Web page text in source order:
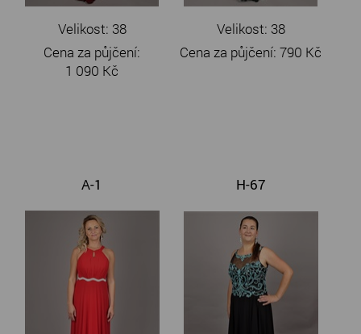
Velikost: 38
Cena za půjčení:
1 090 Kč
Velikost: 38
Cena za půjčení:790 Kč
A-1 H-67